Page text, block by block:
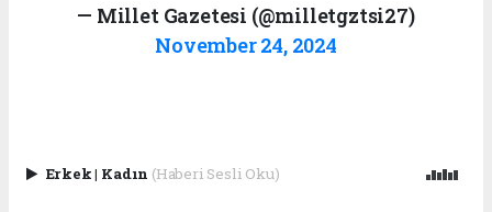
— Millet Gazetesi (@milletgztsi27)
November 24, 2024
Erkek| Kadın (Haberi Sesli Oku)